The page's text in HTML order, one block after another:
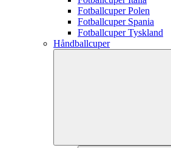
Fotballcuper Polen
Fotballcuper Spania
Fotballcuper Tyskland
Håndballcuper